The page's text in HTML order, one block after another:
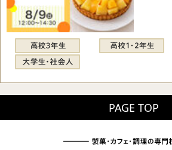
PAGE TOP